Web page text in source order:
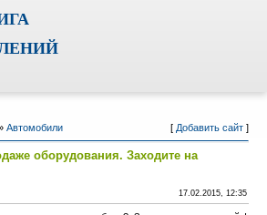
Автомобили [ Добавить сайт]
оборудования. Заходите на
17.02.2015, 12:35